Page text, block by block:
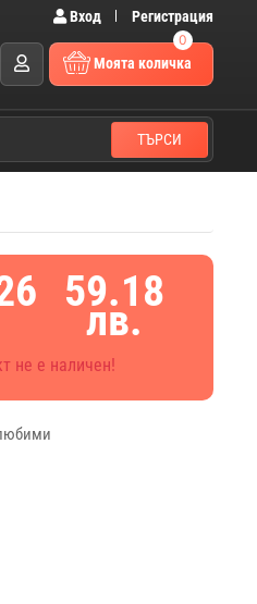
Вход Регистрация
0
Моята количка
ТЪРСИ
59.18
лв.
не е наличен!